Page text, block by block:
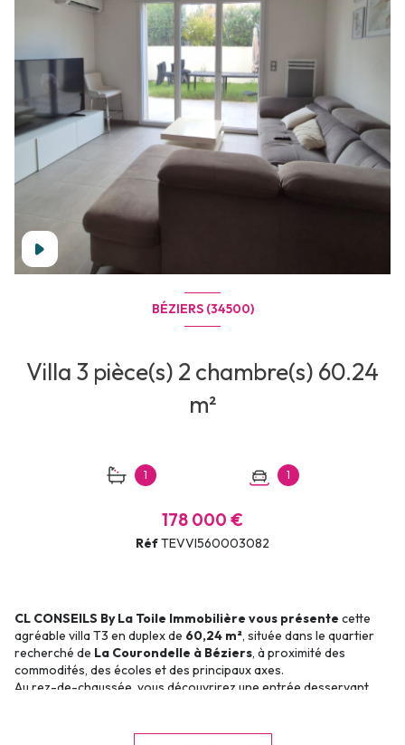
BÉZIERS (34500)
Villa 3 pièce(s) 2 chambre(s) 60.24
m²
1 1
178 000 €
RéfTEVVI560003082
CL CONSEILS By La Toile Immobilière vous présente cette
agréable villa T3 en duplex de 60,24 m², située dans le quartier
recherché de La Courondelle à Béziers, à proximité des
commodités, des écoles et des principaux axes.
Au rez-de-chaussée, vous découvrirez une entrée desservant
des WC indépendants.